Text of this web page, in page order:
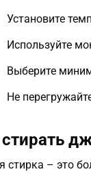
Установите
Используйте
Выберите
Не
стирка – это